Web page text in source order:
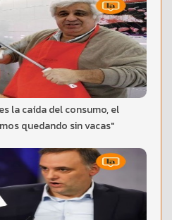
la caída del consumo, el
quedando sin vacas"